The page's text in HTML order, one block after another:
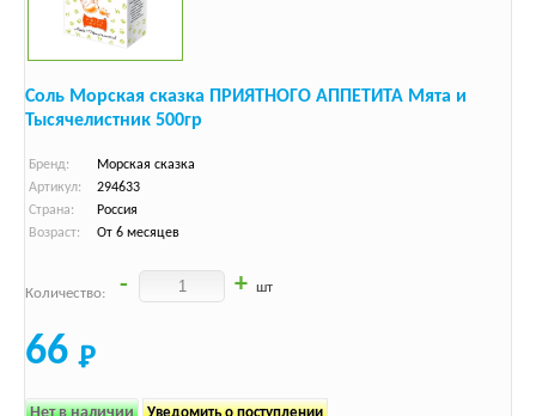
Соль Морская сказка ПРИЯТНОГО АППЕТИТА Мята и
Тысячелистник 500гр
Бренд:
Морская сказка
Артикул:
294633
Страна:
Россия
Возраст:
От 6 месяцев
Количество: - + шт
66
Уведомить о поступлении